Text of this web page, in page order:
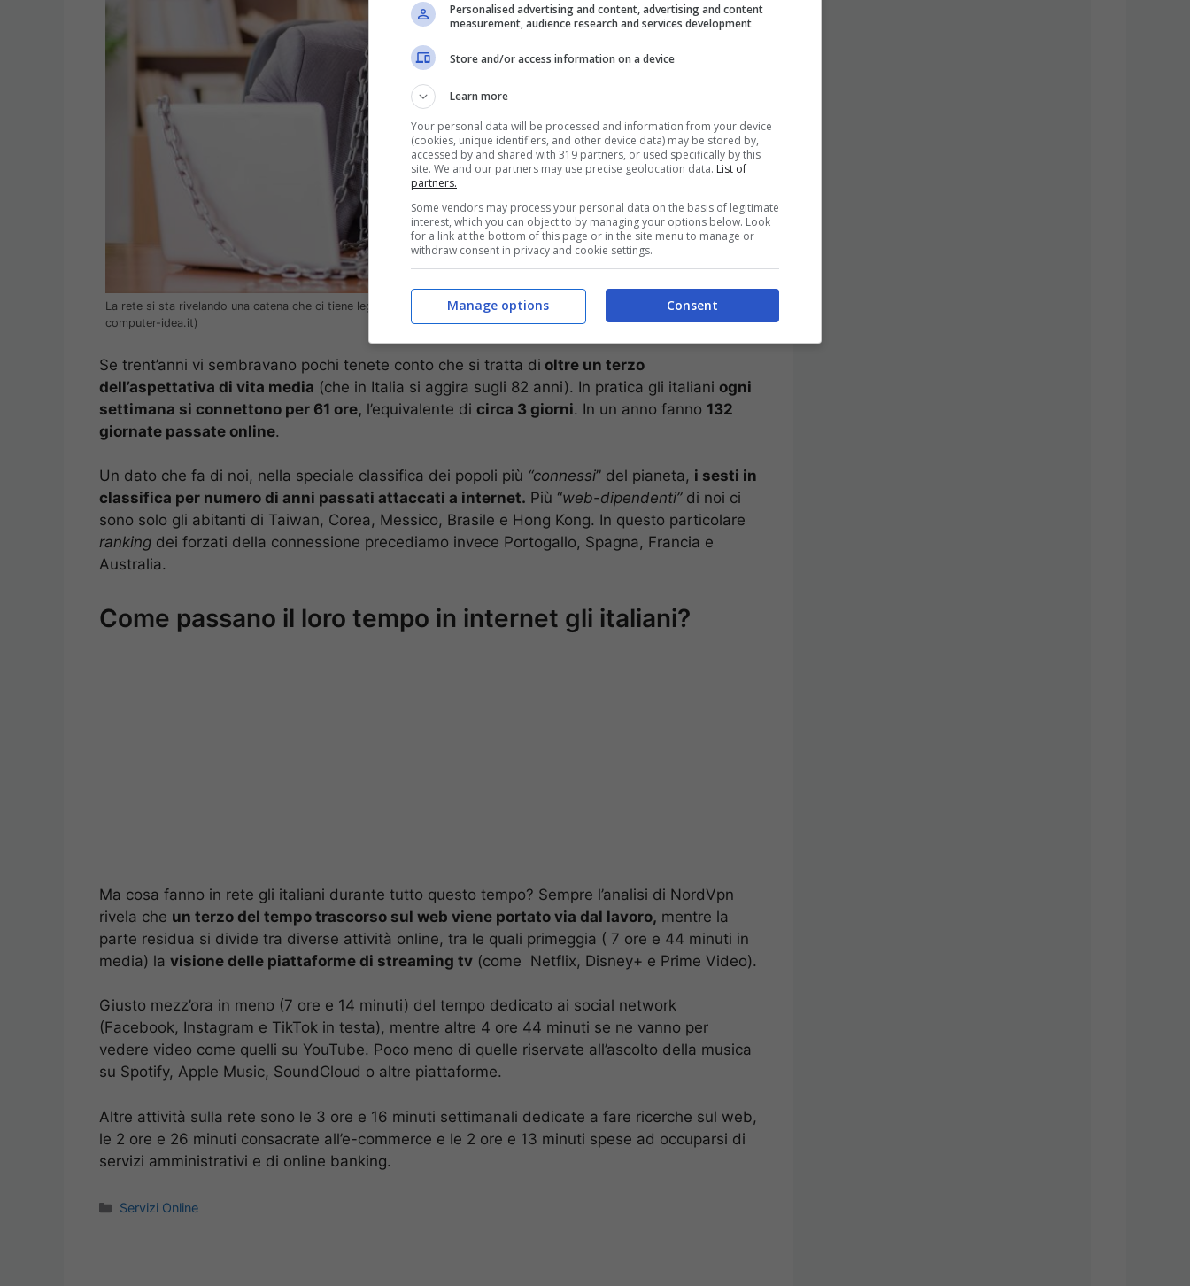
La rete si sta rivelando una catena che ci tiene legati (anzi collegati) per una larghissima parte del nostro tempo -(
computer-idea.it)
Se trent’anni vi sembravano pochi tenete conto che si tratta di oltre un terzo
dell’aspettativa di vita media (che in Italia si aggira sugli 82 anni). In pratica gli italiani ogni
settimana si connettono per 61 ore, l’equivalente di circa 3 giorni. In un anno fanno 132
giornate passate online.
Un dato che fa di noi, nella speciale classifica dei popoli più “connessi” del pianeta, i sesti in
classifica per numero di anni passati attaccati a internet. Più “web-dipendenti” di noi ci
sono solo gli abitanti di Taiwan, Corea, Messico, Brasile e Hong Kong. In questo particolare
ranking dei forzati della connessione precediamo invece Portogallo, Spagna, Francia e
Australia.
Come passano il loro tempo in internet gli italiani?
Ma cosa fanno in rete gli italiani durante tutto questo tempo? Sempre l’analisi di NordVpn
rivela che un terzo del tempo trascorso sul web viene portato via dal lavoro, mentre la
parte residua si divide tra diverse attività online, tra le quali primeggia ( 7 ore e 44 minuti in
media) la visione delle piattaforme di streaming tv (come Netflix, Disney+ e Prime Video).
Giusto mezz’ora in meno (7 ore e 14 minuti) del tempo dedicato ai social network
(Facebook, Instagram e TikTok in testa), mentre altre 4 ore 44 minuti se ne vanno per
vedere video come quelli su YouTube. Poco meno di quelle riservate all’ascolto della musica
su Spotify, Apple Music, SoundCloud o altre piattaforme.
Altre attività sulla rete sono le 3 ore e 16 minuti settimanali dedicate a fare ricerche sul web,
le 2 ore e 26 minuti consacrate all’e-commerce e le 2 ore e 13 minuti spese ad occuparsi di
servizi amministrativi e di online banking.
Categorie
Servizi Online
Personalised advertising and content, advertising and content
measurement, audience research and services development
Store and/or access information on a device
Learn more
Your personal data will be processed and information from your device
(cookies, unique identifiers, and other device data) may be stored by,
accessed by and shared with 319 partners, or used specifically by this
site. We and our partners may use precise geolocation data. List of
partners.
Some vendors may process your personal data on the basis of legitimate
interest, which you can object to by managing your options below. Look
for a link at the bottom of this page or in the site menu to manage or
withdraw consent in privacy and cookie settings.
Consent
Manage options